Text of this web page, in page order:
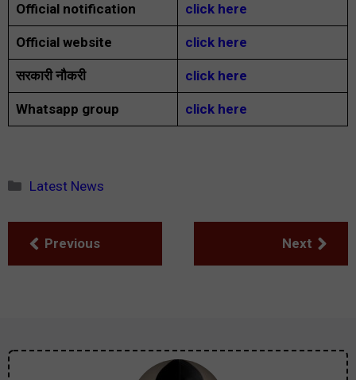
Official notification click here
Official website click here
सरकारी नौकरी click here
Whatsapp group click here
Categories
Latest News
Previous Next